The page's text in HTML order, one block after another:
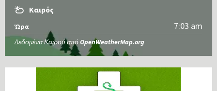
Καιρός
Ώρα 7:03 am
Δεδομένα Καιρού από OpenWeatherMap.org